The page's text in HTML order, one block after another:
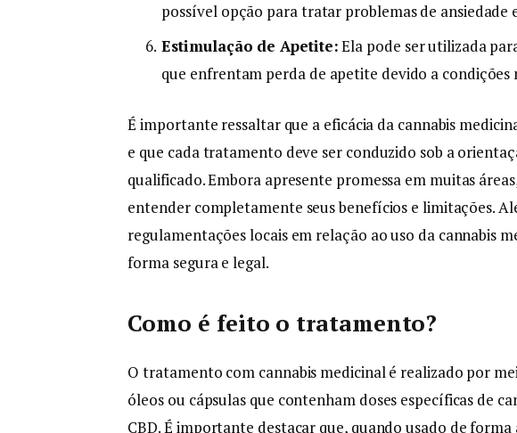
possível opção para tratar problemas de ansiedade
Estimulação de Apetite:Ela pode ser utilizada
que enfrentam perda de apetite devido a
É importante ressaltar que a eficácia da cannabis
e que cada tratamento deve ser conduzido sob a
qualificado. Embora apresente promessa em muitas
entender completamente seus benefícios e limitações.
regulamentações locais em relação ao uso da cannabis
forma segura e legal.
Como é feito o tratamento?
O tratamento com cannabis medicinal é realizado por
óleos ou cápsulas que contenham doses específicas de
CBD. É importante destacar que, quando usado de forma